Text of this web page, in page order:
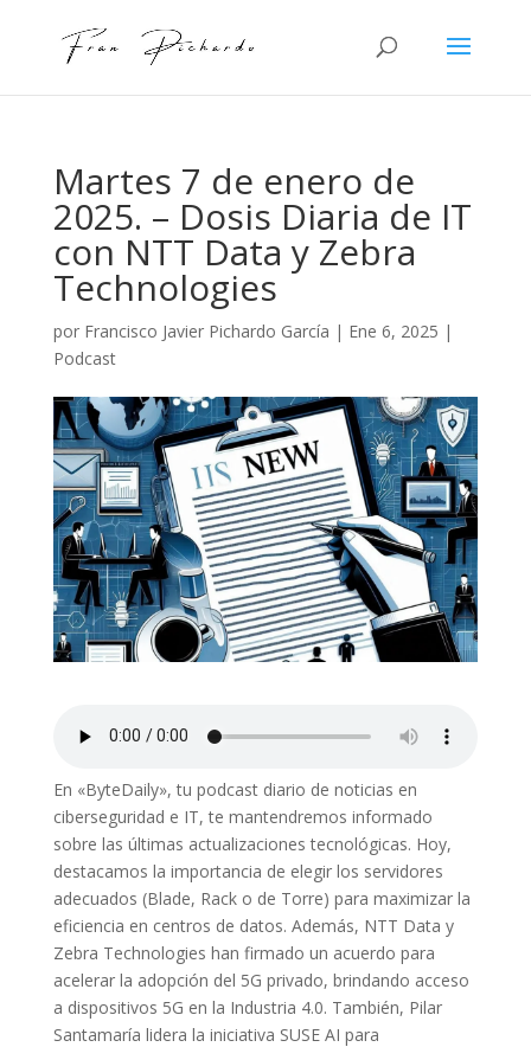
Martes 7 de enero de
2025. – Dosis Diaria de IT
con NTT Data y Zebra
Technologies
por Francisco Javier Pichardo García | Ene 6, 2025 |
Podcast
En «ByteDaily», tu podcast diario de noticias en
ciberseguridad e IT, te mantendremos informado
sobre las últimas actualizaciones tecnológicas. Hoy,
destacamos la importancia de elegir los servidores
adecuados (Blade, Rack o de Torre) para maximizar la
eficiencia en centros de datos. Además, NTT Data y
Zebra Technologies han firmado un acuerdo para
acelerar la adopción del 5G privado, brindando acceso
a dispositivos 5G en la Industria 4.0. También, Pilar
Santamaría lidera la iniciativa SUSE AI para